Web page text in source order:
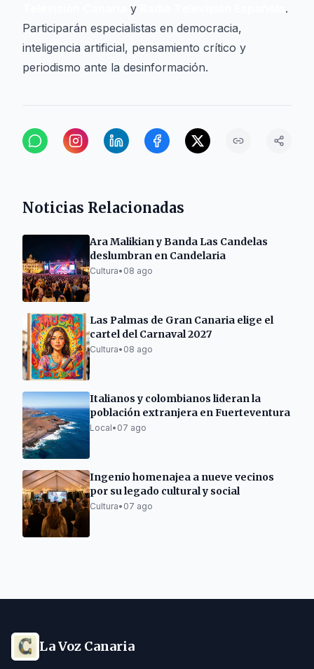
y
.
Participarán especialistas en democracia,
inteligencia artificial, pensamiento crítico y
periodismo ante la desinformación.
Noticias Relacionadas
Ara Malikian y Banda Las Candelas
deslumbran en Candelaria
Cultura• 08 ago
Las Palmas de Gran Canaria elige el
cartel del Carnaval 2027
Cultura• 08 ago
Italianos y colombianos lideran la
población extranjera en Fuerteventura
Local• 07 ago
Ingenio homenajea a nueve vecinos
por su legado cultural y social
Cultura• 07 ago
La Voz Canaria